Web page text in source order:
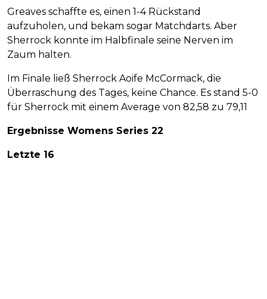
Greaves schaffte es, einen 1-4 Rückstand
aufzuholen, und bekam sogar Matchdarts. Aber
Sherrock konnte im Halbfinale seine Nerven im
Zaum halten.
Im Finale ließ Sherrock Aoife McCormack, die
Überraschung des Tages, keine Chance. Es stand 5-0
für Sherrock mit einem Average von 82,58 zu 79,11
Ergebnisse Womens Series 22
Letzte 16